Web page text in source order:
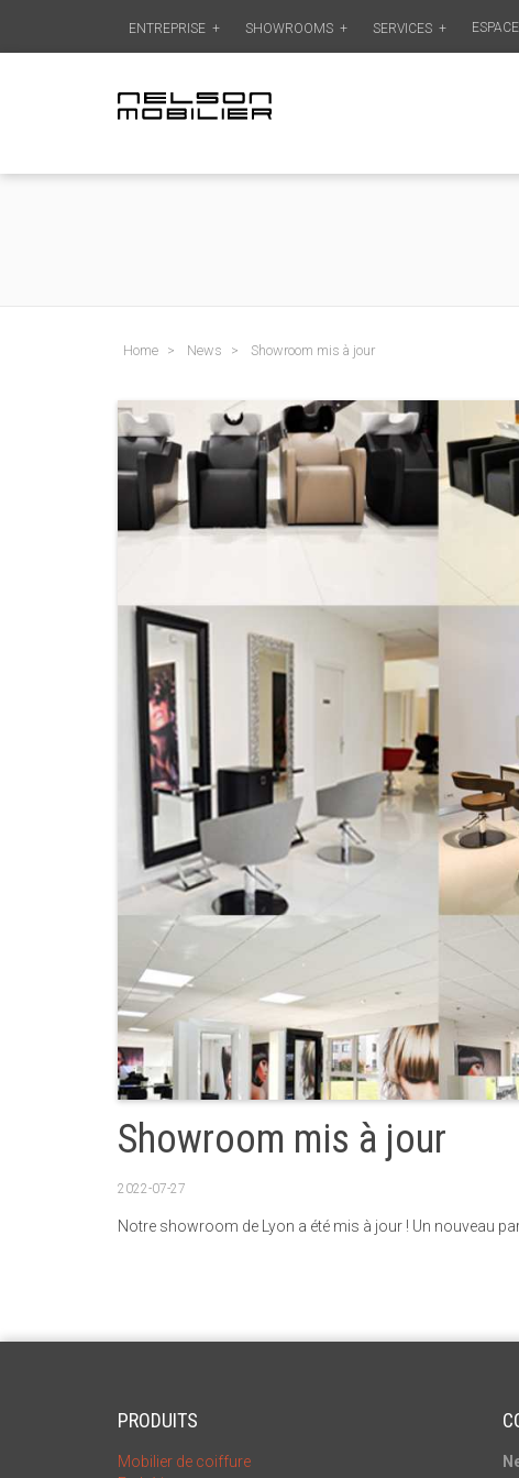
ENTREPRISE + SHOWROOMS + SERVICES +
Home News Showroom mis à jour
Showroom mis à jour
2022-07-27
Notre showroom de Lyon a été mis à jour ! Un nouveau
PRODUITS
Mobilier de coiffure